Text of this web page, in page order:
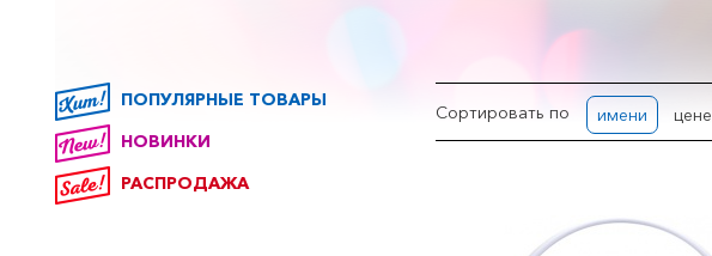
ПОПУЛЯРНЫЕ ТОВАРЫ
НОВИНКИ
РАСПРОДАЖА
Сортировать по имени цене